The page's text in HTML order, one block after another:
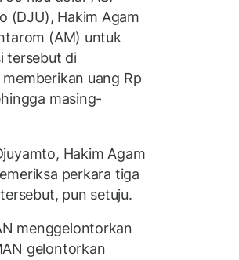
(DJU), Hakim Agam
(AM) untuk
tersebut di
uang Rp
masing-
Hakim Agam
perkara tiga
pun setuju.
menggelontorkan
gelontorkan